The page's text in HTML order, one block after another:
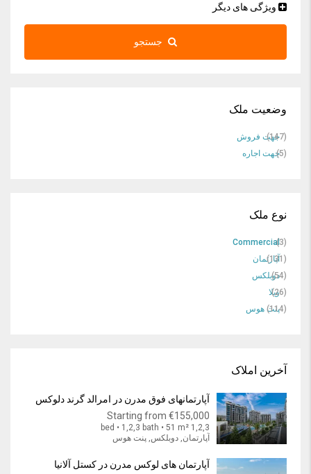
ویژگی های دیگر
جستجو
وضعیت ملک
جهت فروش (147)
جهت اجاره (5)
نوع ملک
Commercial (3)
آپارتمان (131)
دوبلکس (54)
ویلا (26)
پنت هوس (114)
آخرین املاک
آپارتمانهای فوق مدرن در امرالد گرند دلوکس
Starting from €155,000
1,2,3 bed • 1,2,3 bath • 51 m²
آپارتمان, دوبلکس, پنت هوس
آپارتمان های لوکس مدرن در کستل آلانیا